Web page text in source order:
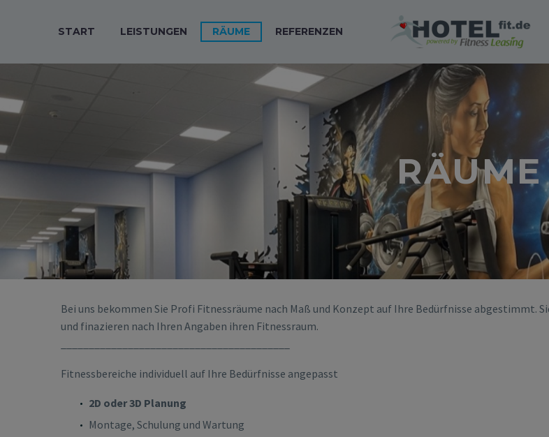
START LEISTUNGEN RÄUME REFERENZEN
RÄUME
Bei uns bekommen Sie Profi Fitnessräume nach Maß und Konzept auf Ihre Bedürfnisse abgestimmt.
und finazieren nach Ihren Angaben ihren Fitnessraum.
Fitnessbereiche individuell auf Ihre Bedürfnisse angepasst
2D oder 3D Planung
Montage, Schulung und Wartung